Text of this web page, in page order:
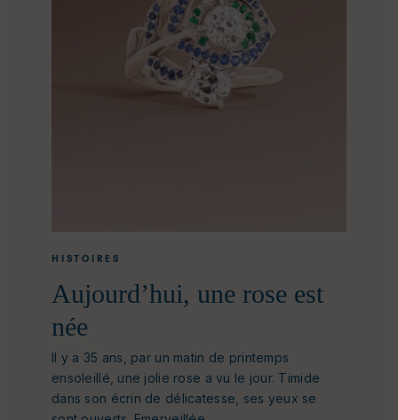
HISTOIRES
Aujourd’hui, une rose est
née
Il y a 35 ans, par un matin de printemps
ensoleillé, une jolie rose a vu le jour. Timide
dans son écrin de délicatesse, ses yeux se